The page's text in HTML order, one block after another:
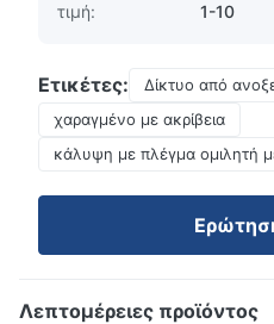
τιμή:
1-10
Ετικέτες:
Δίκτυο από
χαραγμένο με ακρίβεια
κάλυψη με πλέγμα ομιλητή
Λεπτομέρειες προϊόντος